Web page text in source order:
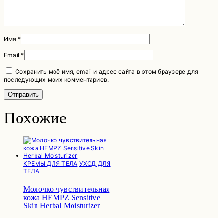
Имя *
Email*
Сохранить моё имя, email и адрес сайта в этом браузере для
последующих моих комментариев.
Похожие
КРЕМЫ ДЛЯ ТЕЛА УХОД ДЛЯ
ТЕЛА
Молочко чувствительная
кожа HEMPZ Sensitive
Skin Herbal Moisturizer